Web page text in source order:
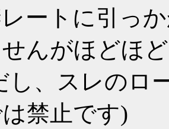
レートに引っ
んがほどほ
、スレのロ
禁止です)